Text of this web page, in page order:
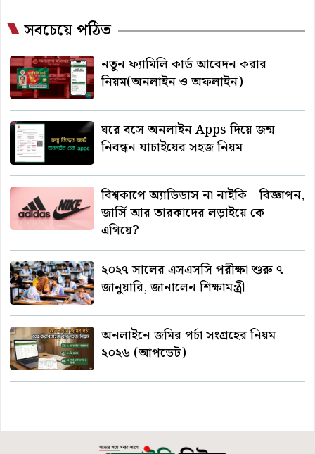
সবচেয়ে পঠিত
নতুন ফ্যামিলি কার্ড আবেদন করার
নিয়ম(অনলাইন ও অফলাইন)
ঘরে বসে অনলাইন Apps দিয়ে জন্ম
নিবন্ধন যাচাইয়ের সহজ নিয়ম
বিশ্বকাপে অ্যাডিডাস না নাইকি—বিজ্ঞাপন,
জার্সি আর তারকাদের লড়াইয়ে কে
এগিয়ে?
২০২৭ সালের এসএসসি পরীক্ষা শুরু ৭
জানুয়ারি, জানালেন শিক্ষামন্ত্রী
অনলাইনে জমির পর্চা সংগ্রহের নিয়ম
২০২৬ (আপডেট)